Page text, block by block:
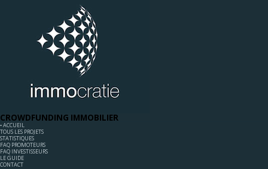
CROWDFUNDING IMMOBILIER
◦ ACCUEIL
TOUS LES PROJETS
STATISTIQUES
FAQ PROMOTEURS
FAQ INVESTISSEURS
LE GUIDE
CONTACT